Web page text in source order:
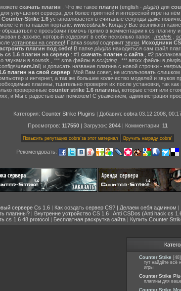
скачать плагин . Что же такое плагин (english - plugin) для
улучшения сервера, для более приятной и интересной игре на
Strike 1.6установливается в считаные секунды даже
и на нашем портале: www.cobra.lv. Когда у Вас возникают
с просьбами помочь прямо в комментарии к cs плагину и
в архиве, который содержит в себе несколько папок : models
установки на сервер! Папка soundсодержит звуки Исходники
плагин под себя! В папке plugins находиться сам файл
cs 1.6 плагин на сервер: #1 скачать плагин с сайта, #2
звуками в sounds , ***.sma файлы в scripting, ***.amxx файлы в
users.ini) и дописать название плагина с новой строчки -
плагин на свой сервер! Мой Вам совет, не использовать
и интернет, а так же большее количество моделей и звуков
плагины, тщательно проверяя их после установки, так
проверенные counter strike 1.6 плагины, которые стоят или
и Мы с радостью вам поможем! С уважением, администрация
Категория: Counter Strike Plugins | Добавил: cobra03.12.2008,
Просмотров: 117550| Загрузок: 2044| Комментарии: 11
Рекомендовать:
сервере Cs 1.6| Как создать сервер CS?| Делаем себя админом |
плагины?| Внутренне устройство CS 1.6| Anti CSDos (Anti hack cs
cs 1.6 48 protocol| Бесплатная раскрутка сайта | Купить Counter
Counter Strike [48]
тут найдёте всё
игры
Counter Strike
плагины для
Counter Strike